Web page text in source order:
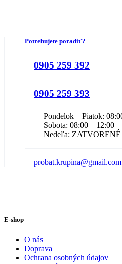
Potrebujete poradiť?
0905 259 392
0905 259 393
Pondelok – Piatok:
Sobota: 08:00 – 12:00
Nedeľa: ZATVORENÉ
probat.krupina@gmail.com
E-shop
O nás
Doprava
Ochrana osobných údajov